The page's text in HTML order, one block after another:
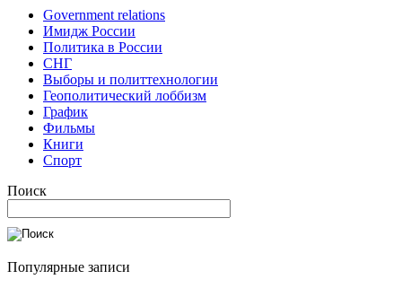
Government relations
Имидж России
Политика в России
СНГ
Выборы и политтехнологии
Геополитический лоббизм
График
Фильмы
Книги
Спорт
Поиск
Популярные записи